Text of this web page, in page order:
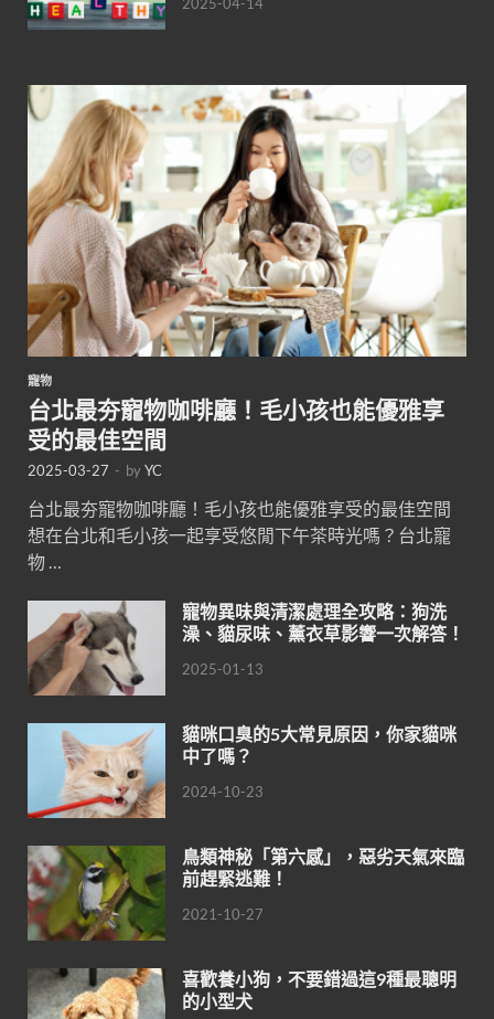
寵物
台北最夯寵物咖啡廳！毛小孩也能優雅享
受的最佳空間
2025-03-27 - byYC
台北最夯寵物咖啡廳！毛小孩也能優雅享受的最佳空間
想在台北和毛小孩一起享受悠閒下午茶時光嗎？台北寵
物 …
寵物異味與清潔處理全攻略：狗洗
澡、貓尿味、薰衣草影響一次解答！
2025-01-13
貓咪口臭的5大常見原因，你家貓咪
中了嗎？
2024-10-23
鳥類神秘「第六感」，惡劣天氣來臨
前趕緊逃難！
2021-10-27
喜歡養小狗，不要錯過這9種最聰明
的小型犬